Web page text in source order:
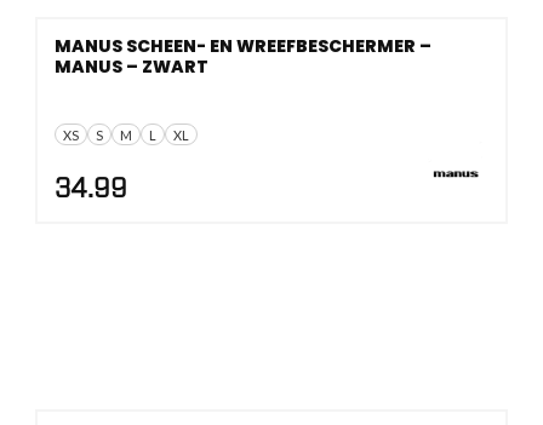
XS S M L XL
MANUS SCHEEN- EN WREEFBESCHERMER –
MANUS – ZWART
34.99